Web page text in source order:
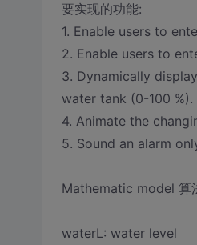
要实现的功能:
1. Enable users to
2. Enable users to
3. Dynamically
water tank (0-100 %).
4. Animate the
5. Sound an alarm
Mathematic model 算
waterL: water level